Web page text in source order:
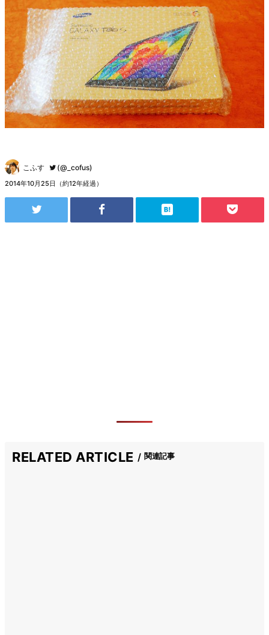
こふす (@_cofus)
2014年10月25日（約12年経過）
RELATED ARTICLE 関連記事